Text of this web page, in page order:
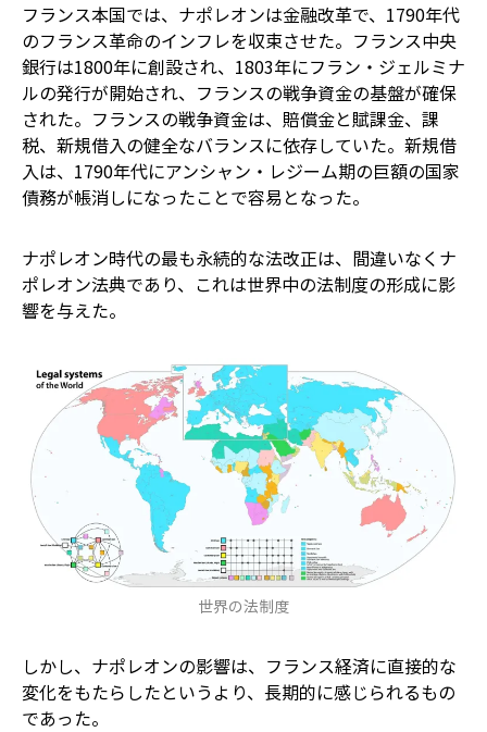
フランス本国では、ナポレオンは金融改革で、1790年代
のフランス革命のインフレを収束させた。フランス中央
銀行は1800年に創設され、1803年にフラン・ジェルミナ
ルの発行が開始され、フランスの戦争資金の基盤が確保
された。フランスの戦争資金は、賠償金と賦課金、課
税、新規借入の健全なバランスに依存していた。新規借
入は、1790年代にアンシャン・レジーム期の巨額の国家
債務が帳消しになったことで容易となった。
ナポレオン時代の最も永続的な法改正は、間違いなくナ
ポレオン法典であり、これは世界中の法制度の形成に影
響を与えた。
世界の法制度
しかし、ナポレオンの影響は、フランス経済に直接的な
変化をもたらしたというより、長期的に感じられるもの
であった。